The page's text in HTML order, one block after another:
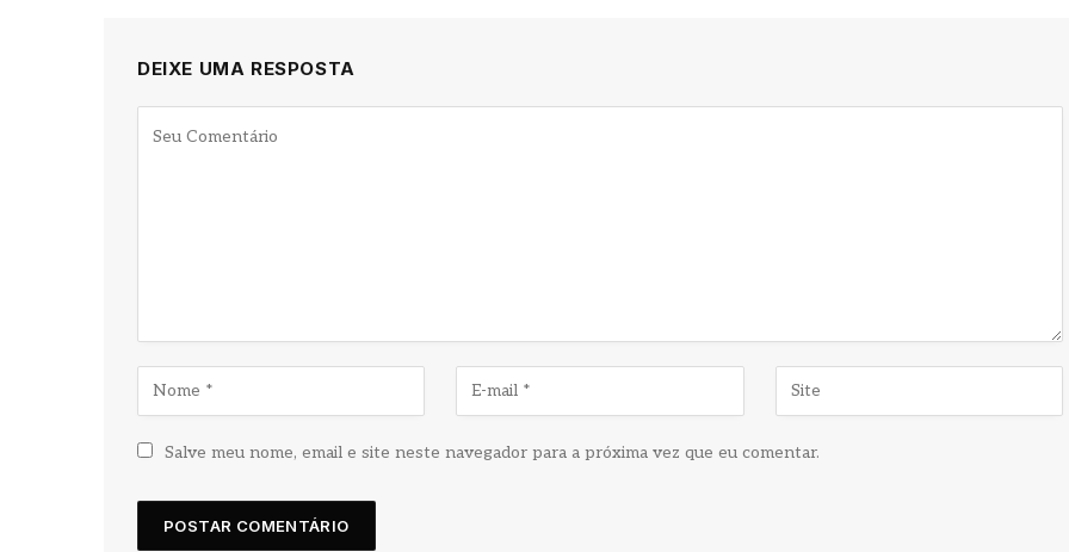
DEIXE UMA RESPOSTA
Salve meu nome, email e site neste navegador para a próxima vez que eu comentar.